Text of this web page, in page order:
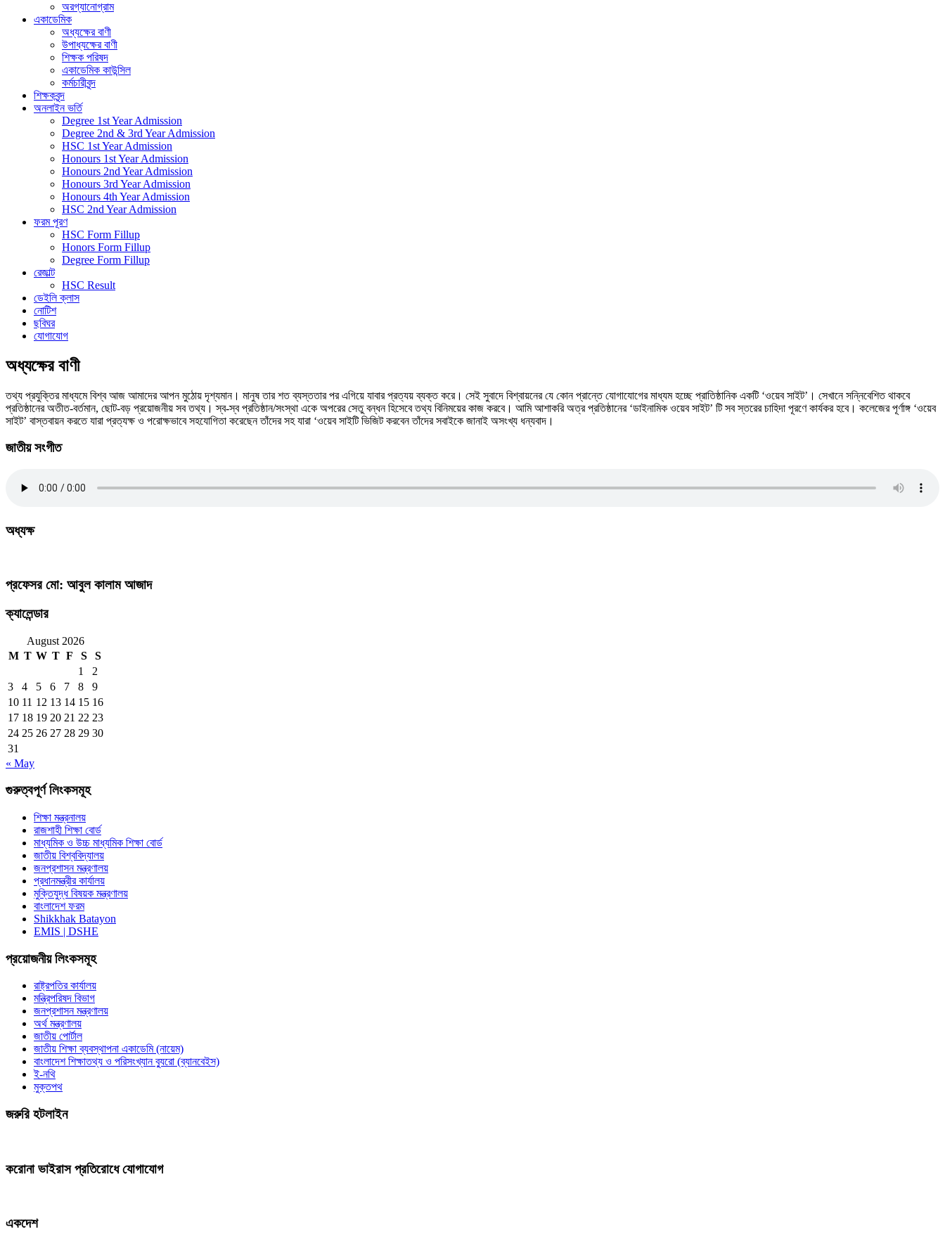
অরগ্যানোগ্রাম
একাডেমিক
অধ্যক্ষের বাণী
উপাধ্যক্ষের বাণী
শিক্ষক পরিষদ
একাডেমিক কাউন্সিল
কর্মচারীবৃন্দ
শিক্ষকবৃন্দ
অনলাইন ভর্তি
Degree 1st Year Admission
Degree 2nd & 3rd Year Admission
HSC 1st Year Admission
Honours 1st Year Admission
Honours 2nd Year Admission
Honours 3rd Year Admission
Honours 4th Year Admission
HSC 2nd Year Admission
ফরম পূরণ
HSC Form Fillup
Honors Form Fillup
Degree Form Fillup
রেজাল্ট
HSC Result
ডেইলি ক্লাস
নোটিশ
ছবিঘর
যোগাযোগ
অধ্যক্ষের বাণী
তথ্য প্রযুক্তির মাধ্যমে বিশ্ব আজ আমাদের আপন মুঠোয় দৃশ্যমান। মানুষ তার শত ব্যস্ততার পর এগিয়ে যাবার প্রত্যয় ব্যক্ত করে। সেই সুবাদে বিশ্বায়নের যে কোন প্রান্তে যোগাযোগের মাধ্যম হচ্ছে প্রাতিষ্ঠানিক একটি ‘ওয়েব সাইট’। সেখানে সন্নিবেশিত থাকবে
প্রতিষ্ঠানের অতীত-বর্তমান, ছোট-বড় প্রয়োজনীয় সব তথ্য। স্ব-স্ব প্রতিষ্ঠান/সংস্থা একে অপরের সেতু বন্ধন হিসেবে তথ্য বিনিময়ের কাজ করবে। আমি আশাকরি অত্র প্রতিষ্ঠানের ‘ডাইনামিক ওয়েব সাইট’ টি সব স্তরের চাহিদা পূরণে কার্যকর হবে। কলেজের পূর্ণাঙ্গ ‘ওয়েব
সাইট’ বাস্তবায়ন করতে যারা প্রত্যক্ষ ও পরোক্ষভাবে সহযোগিতা করেছেন তাঁদের সহ যারা ‘ওয়েব সাইটি ভিজিট করবেন তাঁদের সবাইকে জানাই অসংখ্য ধন্যবাদ।
জাতীয় সংগীত
অধ্যক্ষ
প্রফেসর মো: আবুল কালাম আজাদ
ক্যালেন্ডার
August 2026
M T W T F S
S
1
2
3
4 5 6 7 8
9
10 11 12 13 14 15 16
17 18 19 20 21 22 23
24 25 26 27 28 29 30
31
« May
গুরুত্বপূর্ণ লিংকসমূহ
শিক্ষা মন্ত্রনালয়
রাজশাহী শিক্ষা বোর্ড
মাধ্যমিক ও উচ্চ মাধ্যমিক শিক্ষা বোর্ড
জাতীয় বিশ্ববিদ্যালয়
জনপ্রশাসন মন্ত্রণালয়
প্রধানমন্ত্রীর কার্যালয়
মুক্তিযুদ্ধ বিষয়ক মন্ত্রণালয়
বাংলাদেশ ফরম
Shikkhak Batayon
EMIS | DSHE
প্রয়োজনীয় লিংকসমূহ
রাষ্ট্রপতির কার্যালয়
মন্ত্রিপরিষদ বিভাগ
জনপ্রশাসন মন্ত্রণালয়
অর্থ মন্ত্রণালয়
জাতীয় পোর্টাল
জাতীয় শিক্ষা ব্যবস্থাপনা একাডেমি (নায়েম)
বাংলাদেশ শিক্ষাতথ্য ও পরিসংখ্যান ব্যুরো (ব্যানবেইস)
ই-নথি
মুক্তপথ
জরুরি হটলাইন
করোনা ভাইরাস প্রতিরোধে যোগাযোগ
একদেশ